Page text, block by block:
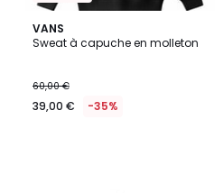
VANS
Sweat à capuche en molleton
60,00 €
39,00 € -35%